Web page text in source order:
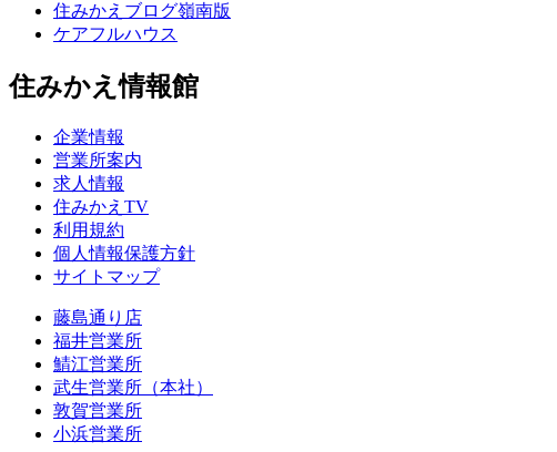
住みかえブログ嶺南版
ケアフルハウス
住みかえ情報館
企業情報
営業所案内
求人情報
住みかえTV
利用規約
個人情報保護方針
サイトマップ
藤島通り店
福井営業所
鯖江営業所
武生営業所（本社）
敦賀営業所
小浜営業所